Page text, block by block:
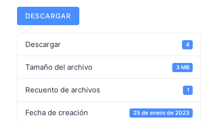
DESCARGAR
Descargar 4
Tamaño del archivo 3 MB
Recuento de archivos 1
Fecha de creación 25 de enero de 2023